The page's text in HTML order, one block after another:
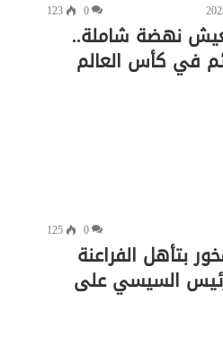
0
123
نهضة شاملة..
في كأس العالم
0
125
بتأهل الفراعنة
السيسي على